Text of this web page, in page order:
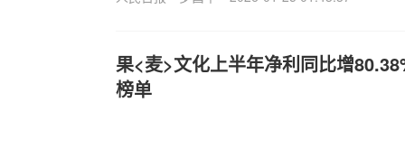
果<麦>文化上半年净利同比增
榜单